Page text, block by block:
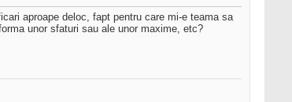
aproape deloc, fapt pentru care mi-e teama sa
unor sfaturi sau ale unor maxime, etc?